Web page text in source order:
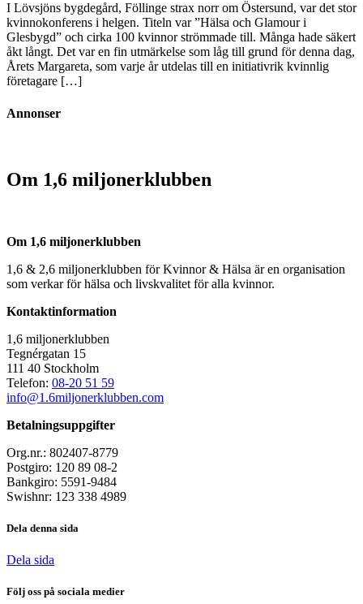
I Lövsjöns bygdegård, Föllinge strax norr om Östersund, var det stor
kvinnokonferens i helgen. Titeln var ”Hälsa och Glamour i
Glesbygd” och cirka 100 kvinnor strömmade till. Många hade säkert
åkt långt. Det var en fin utmärkelse som låg till grund för denna dag,
Årets Margareta, som varje år utdelas till en initiativrik kvinnlig
företagare […]
Annonser
Om 1,6 miljonerklubben
Om 1,6 miljonerklubben
1,6 & 2,6 miljonerklubben för Kvinnor & Hälsa är en organisation
som verkar för hälsa och livskvalitet för alla kvinnor.
Kontaktinformation
1,6 miljonerklubben
Tegnérgatan 15
111 40 Stockholm
Telefon: 08-20 51 59
info@1.6miljonerklubben.com
Betalningsuppgifter
Org.nr.: 802407-8779
Postgiro: 120 89 08-2
Bankgiro: 5591-9484
Swishnr: 123 338 4989
Dela denna sida
Dela sida
Följ oss på sociala medier